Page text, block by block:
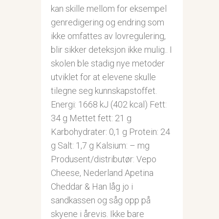
kan skille mellom for eksempel
genredigering og endring som
ikke omfattes av lovregulering,
blir sikker deteksjon ikke mulig.. I
skolen ble stadig nye metoder
utviklet for at elevene skulle
tilegne seg kunnskapstoffet.
Energi: 1668 kJ (402 kcal) Fett:
34 g Mettet fett: 21 g
Karbohydrater: 0,1 g Protein: 24
g Salt: 1,7 g Kalsium: – mg
Produsent/distributør: Vepo
Cheese, Nederland Apetina
Cheddar & Han låg jo i
sandkassen og såg opp på
skyene i årevis. Ikke bare